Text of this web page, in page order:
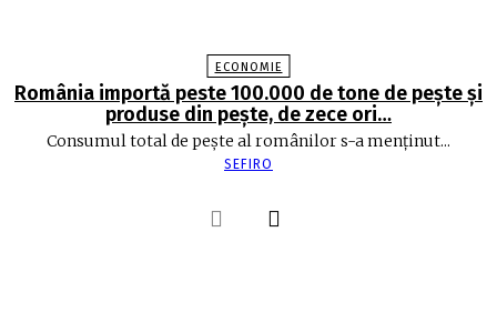
ECONOMIE
România importă peste 100.000 de tone de peşte şi
produse din peşte, de zece ori…
Consumul total de peşte al ro­mâ­nilor s-a menţinut...
SEFIRO